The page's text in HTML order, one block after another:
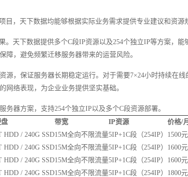
，天下数据均能够根据实际业务需求提供专业建议和资源
天下数据提供多个C段IP资源以及254个独立IP等方案，能
障，避免频繁迁移服务器带来的运营风险。
，保证服务器长期稳定运行。对于需要7×24小时持续在线
网络表现，为企业业务提供坚实基础。
器方案，支持254个独立IP以及多个C段资源部署。
带宽 IP资源
价格/月
HDD / 240G SSD15M全向不限流量5IP+1C段（254IP） 1500
HDD / 240G SSD15M全向不限流量5IP+1C段（254IP） 1600
HDD / 240G SSD15M全向不限流量5IP+1C段（254IP） 1600
HDD / 240G SSD15M全向不限流量5IP+1C段（254IP） 1800